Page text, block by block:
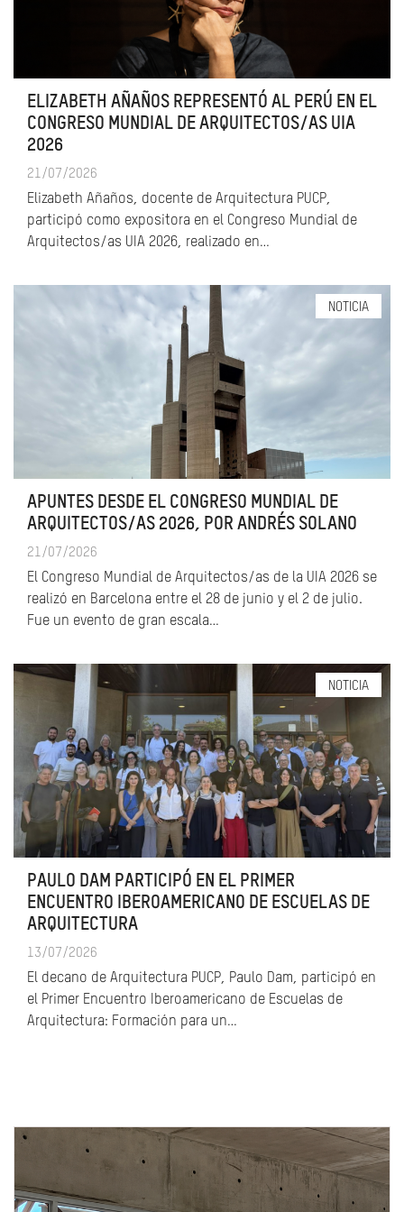
ELIZABETH AÑAÑOS REPRESENTÓ AL PERÚ EN EL
CONGRESO MUNDIAL DE ARQUITECTOS/AS UIA
2026
21/07/2026
Elizabeth Añaños, docente de Arquitectura PUCP,
participó como expositora en el Congreso Mundial de
Arquitectos/as UIA 2026, realizado en…
NOTICIA
APUNTES DESDE EL CONGRESO MUNDIAL DE
ARQUITECTOS/AS 2026, POR ANDRÉS SOLANO
21/07/2026
El Congreso Mundial de Arquitectos/as de la UIA 2026 se
realizó en Barcelona entre el 28 de junio y el 2 de julio.
Fue un evento de gran escala…
NOTICIA
PAULO DAM PARTICIPÓ EN EL PRIMER
ENCUENTRO IBEROAMERICANO DE ESCUELAS DE
ARQUITECTURA
13/07/2026
El decano de Arquitectura PUCP, Paulo Dam, participó en
el Primer Encuentro Iberoamericano de Escuelas de
Arquitectura: Formación para un…